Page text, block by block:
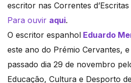
escritor nas Correntes d’Escritas
Para ouvir aqui.
O escritor espanhol Eduardo
este ano do Prémio Cervantes,
passado dia 29 de novembro
Educação, Cultura e Desporto